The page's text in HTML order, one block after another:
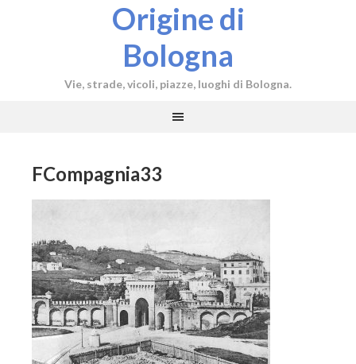
Origine di
Bologna
Vie, strade, vicoli, piazze, luoghi di Bologna.
FCompagnia33